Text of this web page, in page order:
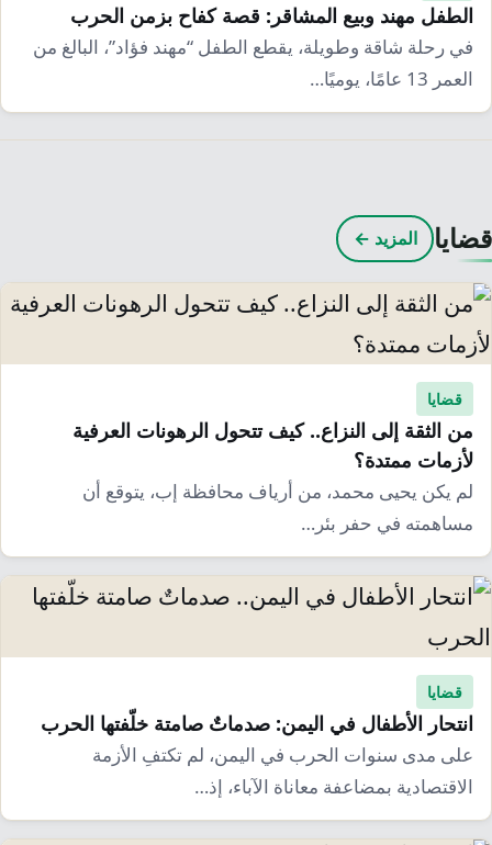
الطفل مهند وبيع المشاقر: قصة كفاح بزمن الحرب
في رحلة شاقة وطويلة، يقطع الطفل “مهند فؤاد”، البالغ من
العمر 13 عامًا، يوميًا…
قضايا المزيد ←
قضايا
من الثقة إلى النزاع.. كيف تتحول الرهونات العرفية
لأزمات ممتدة؟
لم يكن يحيى محمد، من أرياف محافظة إب، يتوقع أن
مساهمته في حفر بئر…
قضايا
انتحار الأطفال في اليمن: صدماتٌ صامتة خلّفتها الحرب
على مدى سنوات الحرب في اليمن، لم تكتفِ الأزمة
الاقتصادية بمضاعفة معاناة الآباء، إذ…